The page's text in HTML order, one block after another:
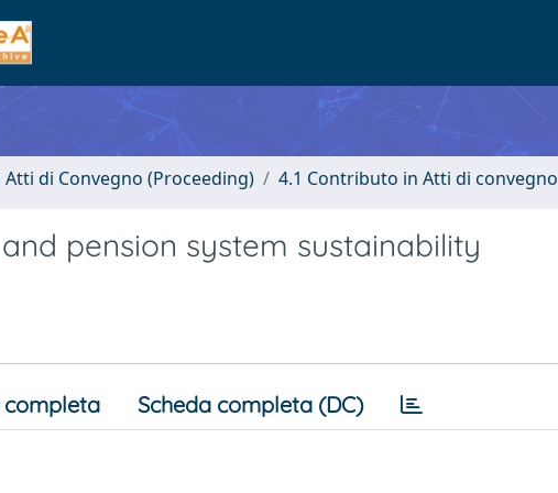
di Convegno (Proceeding) 4.1 Contributo in Atti di convegno
pension system sustainability
completa Scheda completa (DC)